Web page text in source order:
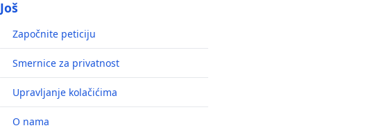
Još
Započnite peticiju
Smernice za privatnost
Upravljanje kolačićima
O nama